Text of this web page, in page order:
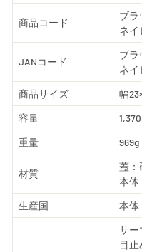
商品コード
ブラ
ネイ
JANコード
ブラ
ネイ
商品サイズ
幅
容量
重量
969g
材質
蓋：
本体
生産国
本体
サー
目